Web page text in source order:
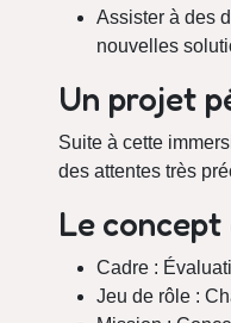
Assister à des
nouvelles
Un projet
Suite à cette
des attentes très
Le
Cadre :
Jeu de rôle :